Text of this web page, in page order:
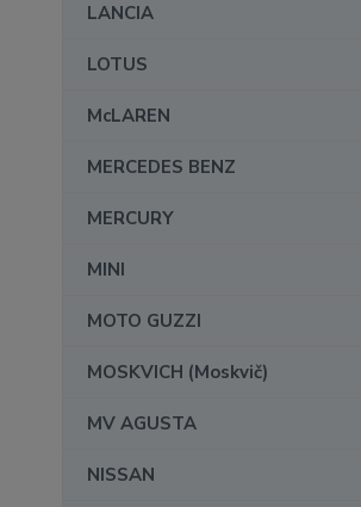
LANCIA
LOTUS
McLAREN
MERCEDES BENZ
MERCURY
MINI
MOTO GUZZI
MOSKVICH (Moskvič)
MV AGUSTA
NISSAN